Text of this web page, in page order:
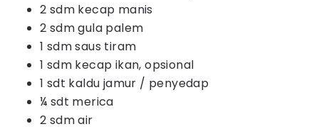
2 sdm kecap manis
2 sdm gula palem
1 sdm saus tiram
1 sdm kecap ikan, opsional
1 sdt kaldu jamur / penyedap
¼ sdt merica
2 sdm air